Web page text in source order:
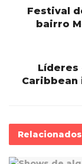
Festival
bairro
Líderes
Caribbean
Relacionados